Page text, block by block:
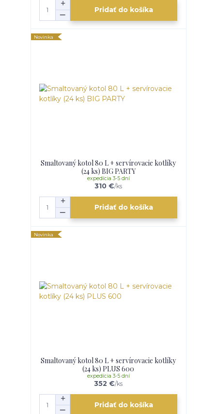
Pridať do košíka
Novinka
Smaltovaný kotol 80 L + servírovacie kotlíky
(24 ks) BIG PARTY
310 €/ks
expedícia 3-5 dní
Pridať do košíka
Novinka
Smaltovaný kotol 80 L + servírovacie kotlíky
(24 ks) PLUS 600
352 €/ks
expedícia 3-5 dní
Pridať do košíka